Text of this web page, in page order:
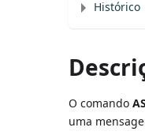
Histórico
O comando
uma